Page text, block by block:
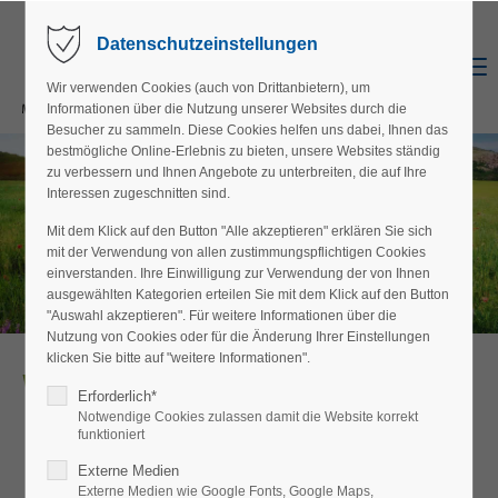
Willkommen beim
Landschaftspfleg
Datenschutzeinstellungen
Wir verwenden Cookies (auch von Drittanbietern), um
Informationen über die Nutzung unserer Websites durch die
Besucher zu sammeln. Diese Cookies helfen uns dabei, Ihnen das
bestmögliche Online-Erlebnis zu bieten, unsere Websites ständig
zu verbessern und Ihnen Angebote zu unterbreiten, die auf Ihre
Interessen zugeschnitten sind.
Mit dem Klick auf den Button "Alle akzeptieren" erklären Sie sich
mit der Verwendung von allen zustimmungspflichtigen Cookies
einverstanden. Ihre Einwilligung zur Verwendung der von Ihnen
ausgewählten Kategorien erteilen Sie mit dem Klick auf den Button
"Auswahl akzeptieren". Für weitere Informationen über die
Nutzung von Cookies oder für die Änderung Ihrer Einstellungen
klicken Sie bitte auf "weitere Informationen".
Erforderlich*
Notwendige Cookies zulassen damit die Website korrekt
funktioniert
Externe Medien
Externe Medien wie Google Fonts, Google Maps,